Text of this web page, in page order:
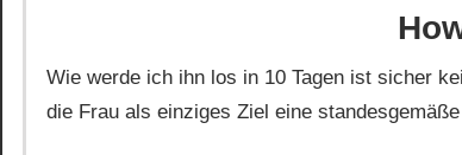
Wie werde ich ihn los in 10 Tagen ist sicher
die Frau als einziges Ziel eine